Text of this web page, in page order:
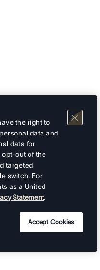
the right to
data and
data for
opt-out of the
targeted
switch. For
as a United
Statement.
Accept Cookies